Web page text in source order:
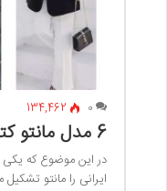
0
134,462
6 مدل مانتو کتی مشکی جدید + عکس
در این موضوع که
ایرانی را مانتو